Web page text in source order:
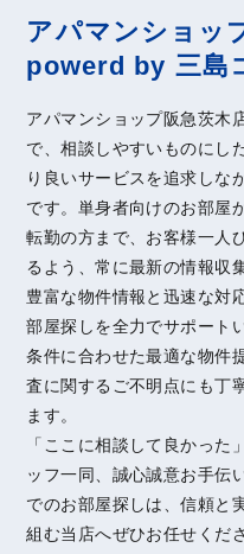
アパマンショッ
powerd by 三島
アパマンショップ阪急茨木
で、相談しやすいものにし
り良いサービスを追求しな
です。単身者向けのお部屋
転勤の方まで、お客様一人
るよう、常に最新の情報収
豊富な物件情報と迅速な対
部屋探しを全力でサポート
条件に合わせた最適な物件
査に関するご不明点にも丁
ます。
「ここに相談して良かった
ッフ一同、誠心誠意お手伝
でのお部屋探しは、信頼と
組む当店へぜひお任せくださ